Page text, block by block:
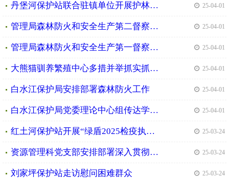
丹堡河保护站联合驻镇单位开展护林防火检查和宣传活动 | 25-04-01
管理局森林防火和安全生产第二督察组到红土河保护站督导检查森林防灭火工作 | 25-04-01
管理局森林防火和安全生产第一督察组到刘家坪保护站督导检查工作 | 25-04-01
大熊猫驯养繁殖中心多措并举抓实抓细当前森林防灭火工作 | 25-04-01
白水江保护局安排部署森林防火工作 | 25-04-01
白水江保护局党委理论中心组传达学习全国两会精神 | 25-04-01
红土河保护站开展“绿盾2025检疫执法行动” | 25-03-24
资源管理科党支部安排部署深入贯彻中央八项规定精神学习教育工作 | 25-03-24
刘家坪保护站走访慰问困难群众 | 25-03-24